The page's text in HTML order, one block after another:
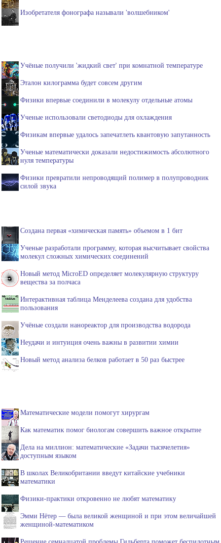
Изобретателя фонографа называли 'волшебником'
Учёные получили 'жидкий свет' при комнатной температуре
Эталон килограмма будет совсем другим
Физики впервые соединили в молекулу отдельные атомы
Ученые использовали светодиоды для охлаждения
Физикам впервые удалось запечатлеть квантовую запутанность
Ученые математически доказали недостижимость абсолютного
нуля температуры
Физики превратили непроводящий полимер в полупроводник
силой звука
Создана первая «химическая память» объемом в 1 бит
Ученые разработали программу, которая высчитывает свойства
молекул сложных химических соединений
Новый метод MicroED определяет молекулярную структуру
вещества за полчаса
Интерактивная таблица Менделеева создана для удобства
пользования
Учёные создали нанореактор для производства водорода
Неудачи и интуиция очень важны в развитии химии
Новый метод анализа белков работает в 50 раз быстрее
Математические модели помогут хирургам
Как математик помог биологам совершить важное открытие
Дела на миллион: математические «Задачи тысячелетия»
доступным языком
В школах Великобритании введут китайские учебники
математики
Физики-практики откровенно не любят математику
Эмми Нётер — была великой женщиной и при этом величайшей
женщиной-математиком
Решение семнадцатой проблемы Гильберта поможет беспилотным